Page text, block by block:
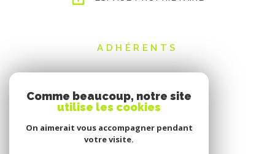
ADHÉRENTS
Comme beaucoup, notre site
utilise les cookies
On aimerait vous accompagner pendant
votre visite.